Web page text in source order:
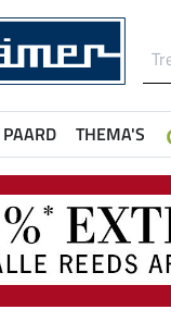
PAARD THEMA'S